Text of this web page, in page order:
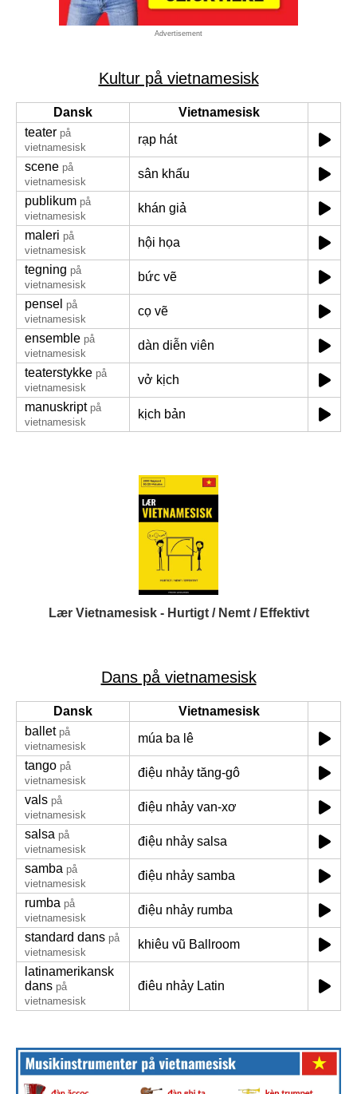
Advertisement
Kultur på vietnamesisk
Dansk
Vietnamesisk
teater på
vietnamesisk
rạp hát
scene på
vietnamesisk
sân khấu
publikum på
vietnamesisk
khán giả
maleri på
vietnamesisk
hội họa
tegning på
vietnamesisk
bức vẽ
pensel på
vietnamesisk
cọ vẽ
ensemble på
vietnamesisk
dàn diễn viên
teaterstykke på
vietnamesisk
vở kịch
manuskript på
vietnamesisk
kịch bản
Lær Vietnamesisk - Hurtigt / Nemt / Effektivt
Dans på vietnamesisk
Dansk
Vietnamesisk
ballet på
vietnamesisk
múa ba lê
tango på
vietnamesisk
điệu nhảy tăng-gô
vals på
vietnamesisk
điệu nhảy van-xơ
salsa på
vietnamesisk
điệu nhảy salsa
samba på
vietnamesisk
điệu nhảy samba
rumba på
vietnamesisk
điệu nhảy rumba
standard dans på
vietnamesisk
khiêu vũ Ballroom
latinamerikansk
dans på
vietnamesisk
điêu nhảy Latin